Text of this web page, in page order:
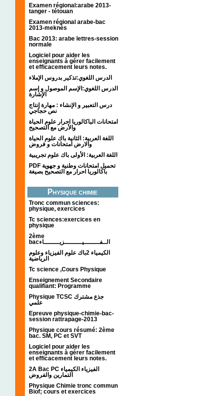
Examen régional:arabe 2013-
tanger - tétouan
Examen régional arabe-bac
2013-meknès
Bac 2013: arabe lettres-session
normale
Logiciel pour aider les
enseignants à gérer facilement
et efficacement leurs notes.
الدرس اللغوي:تذكير بدروس الإملاء
الدرس اللغوي:الإسم الموصول و إسم
الإشارة
درس التعبير و الإنشاء : مهارة إنتاج
نص حجاجي
امتحانات الباكالوريا احرار علوم الحياة
والأرض مع التصحيح
اللغة العربية: الثانية باك علوم الحياة
والارض امتحانات و فروض
اللغة العربية: الأولى باك علوم تجريبية
PDF تحميل امتحانات وطنية و جهوية
باكالوريا احرار مع التصحيح بصيغة
Physique chimie
Tronc commun sciences:
physique, exercices
Tc sciences:exercices en
physique
2ème
bacالــفــــــــيـــــــــزيــــــــاء
الكيمياء 2باك علوم الفيزياء وعلوم
الرياضية
Tc science ,Cours Physique
Enseignement Secondaire
qualifiant: Programme
Physique TCSC جذع مشترك
علمي
Epreuve physique-chimie-bac-
session rattrapage-2013
Physique cours résumé: 2ème
bac. SM, PC et SVT
Logiciel pour aider les
enseignants à gérer facilement
et efficacement leurs notes.
2A Bac PC الفيزياء الكيمياء
التمارين والفروض
Physique Chimie tronc commun
Biof; cours et exercices